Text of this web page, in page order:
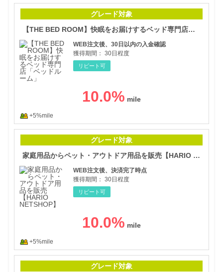
グレード対象
【THE BED ROOM】快眠をお届けするベッド専門店「ベッドルーム」
WEB注文後、30日以内の入金確認
獲得期間： 30日程度
リピート可
10.0%
+5%mile
グレード対象
家庭用品からペット・アウトドア用品を販売【HARIO NETSHOP】
WEB注文後、決済完了時点
獲得期間： 30日程度
リピート可
10.0%
+5%mile
グレード対象